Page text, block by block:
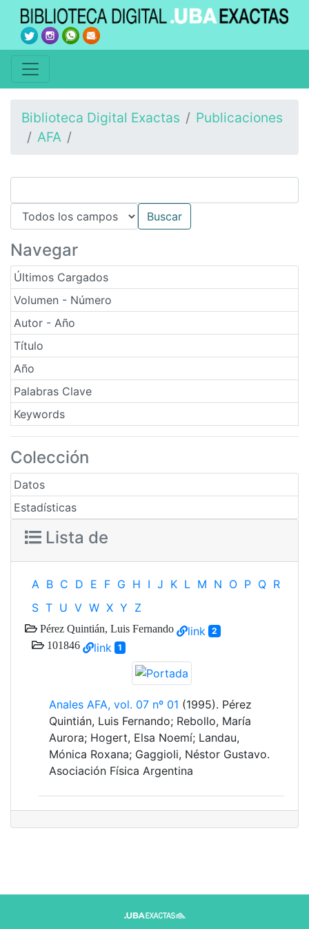
Biblioteca Digital Exactas
Publicaciones
AFA
Navegar
Últimos Cargados
Volumen - Número
Autor - Año
Título
Año
Palabras Clave
Keywords
Colección
Datos
Estadísticas
Lista de
A B C D E F G H I J K L M N O P Q R
S T U V W X Y Z
Pérez Quintián, Luis Fernando link 2
101846 link 1
Anales AFA, vol. 07 nº 01 (1995). Pérez
Quintián, Luis Fernando; Rebollo, María
Aurora; Hogert, Elsa Noemí; Landau,
Mónica Roxana; Gaggioli, Néstor Gustavo.
Asociación Física Argentina